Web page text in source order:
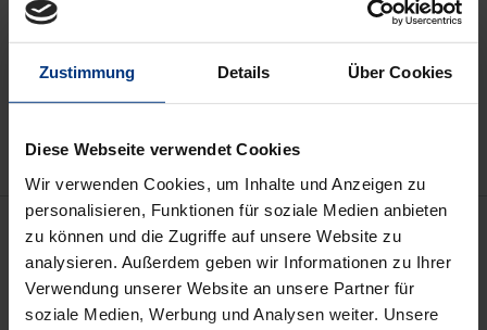
Zustimmung Details Über Cookies
Diese Webseite verwendet Cookies
Wir verwenden Cookies, um Inhalte und Anzeigen zu
personalisieren, Funktionen für soziale Medien anbieten
zu können und die Zugriffe auf unsere Website zu
analysieren. Außerdem geben wir Informationen zu Ihrer
Verwendung unserer Website an unsere Partner für
soziale Medien, Werbung und Analysen weiter. Unsere
Add to Cart
Add to Wish List
Description
Der Band versammelt literarische Texte
verschiedenster Art, die philosophische Probleme